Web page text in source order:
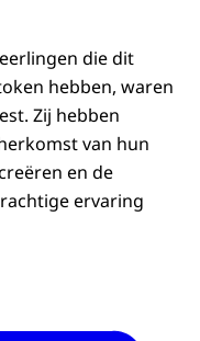
die dit
hebben, waren
Zij hebben
van hun
en de
ervaring